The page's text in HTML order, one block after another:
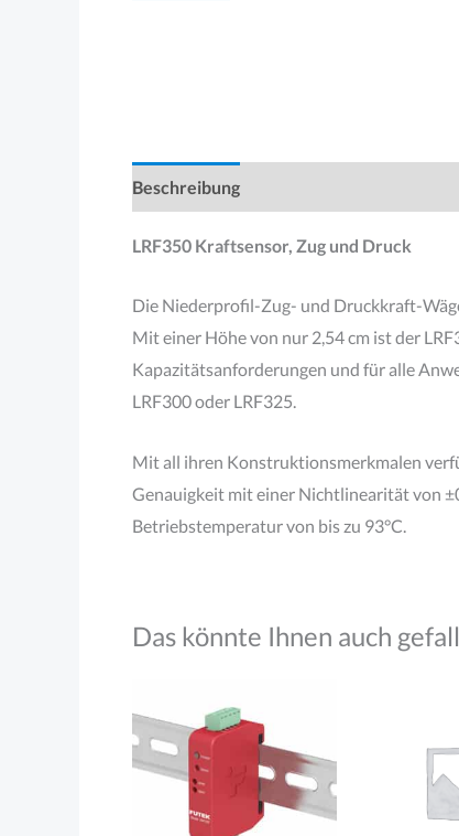
Beschreibung
LRF350 Kraftsensor, Zug und Druck
Die Niederprofil-Zug- und Druckkraft-
Mit einer Höhe von nur 2,54 cm ist der
Kapazitätsanforderungen und für alle
LRF300 oder LRF325.
Mit all ihren Konstruktionsmerkmalen
Genauigkeit mit einer Nichtlinearität von
Betriebstemperatur von bis zu 93°C.
Das könnte Ihnen auch